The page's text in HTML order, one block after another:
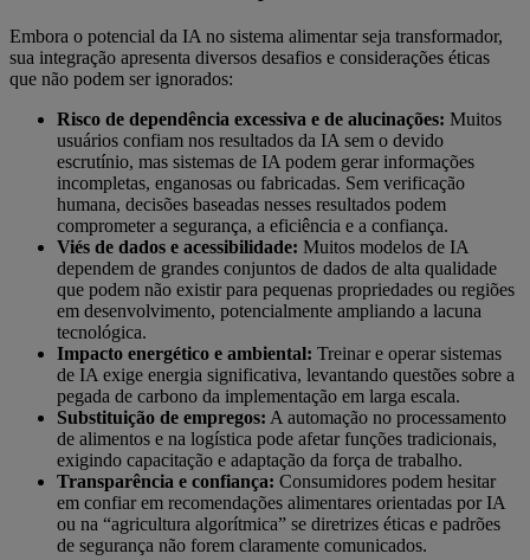
Embora o potencial da IA no sistema alimentar seja transformador,
sua integração apresenta diversos desafios e considerações éticas
que não podem ser ignorados:
Risco de dependência excessiva e de alucinações: Muitos
usuários confiam nos resultados da IA sem o devido
escrutínio, mas sistemas de IA podem gerar informações
incompletas, enganosas ou fabricadas. Sem verificação
humana, decisões baseadas nesses resultados podem
comprometer a segurança, a eficiência e a confiança.
Viés de dados e acessibilidade: Muitos modelos de IA
dependem de grandes conjuntos de dados de alta qualidade
que podem não existir para pequenas propriedades ou regiões
em desenvolvimento, potencialmente ampliando a lacuna
tecnológica.
Impacto energético e ambiental: Treinar e operar sistemas
de IA exige energia significativa, levantando questões sobre a
pegada de carbono da implementação em larga escala.
Substituição de empregos: A automação no processamento
de alimentos e na logística pode afetar funções tradicionais,
exigindo capacitação e adaptação da força de trabalho.
Transparência e confiança: Consumidores podem hesitar
em confiar em recomendações alimentares orientadas por IA
ou na “agricultura algorítmica” se diretrizes éticas e padrões
de segurança não forem claramente comunicados.